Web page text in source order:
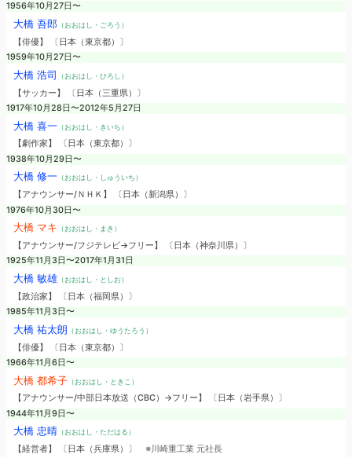
1956年10月27日〜
大橋 吾郎（おおはし・ごろう）
【俳優】 〔日本（東京都）〕
1959年10月27日〜
大橋 浩司 （おおはし・ひろし）
【サッカー】 〔日本（三重県）〕
1917年10月28日〜2012年5月27日
大橋 喜一（おおはし・きいち）
【劇作家】 〔日本（東京都）〕
1938年10月29日〜
大橋 修一（おおはし・しゅういち）
【アナウンサー/ＮＨＫ】 〔日本（新潟県）〕
1976年10月30日〜
大橋 マキ （おおはし・まき）
【アナウンサー/フジテレビ→フリー】 〔日本（神奈川県）〕
1925年11月3日〜2017年1月31日
大橋 敏雄（おおはし・としお）
【政治家】 〔日本（福岡県）〕
1985年11月3日〜
大橋 祐太朗 （おおはし・ゆうたろう）
【俳優】 〔日本（東京都）〕
1966年11月6日〜
大橋 都希子（おおはし・ときこ）
【アナウンサー/中部日本放送（CBC）→フリー】 〔日本（岩手県）〕
1944年11月9日〜
大橋 忠晴（おおはし・ただはる）
【経営者】 〔日本（兵庫県）〕 ※川崎重工業 元社長